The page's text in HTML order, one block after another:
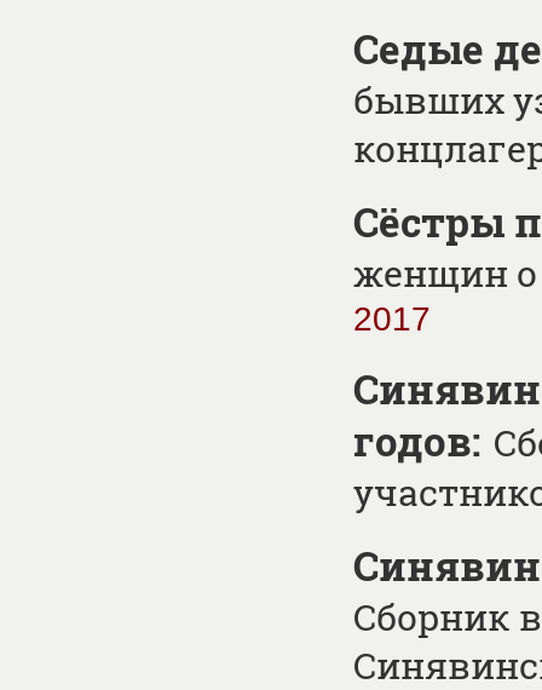
Седые
бывших
Сёстры
женщин о
2017
годов:
Сборник